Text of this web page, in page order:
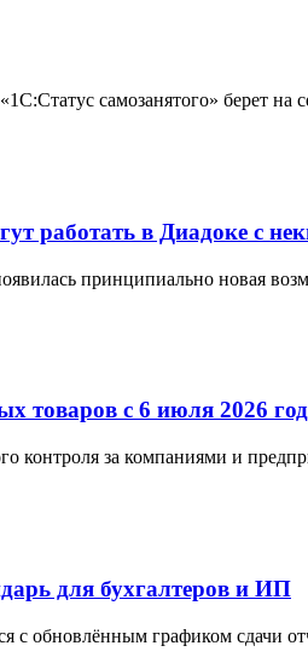
самозанятого» берет на
работать в Диадоке с
принципиально новая
с 6 июля 2026
контроля за компаниями и
для бухгалтеров и ИП
обновлённым графиком сдачи